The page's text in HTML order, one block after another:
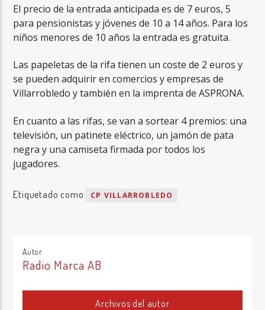
El precio de la entrada anticipada es de 7 euros, 5
para pensionistas y jóvenes de 10 a 14 años. Para los
niños menores de 10 años la entrada es gratuita.
Las papeletas de la rifa tienen un coste de 2 euros y
se pueden adquirir en comercios y empresas de
Villarrobledo y también en la imprenta de ASPRONA.
En cuanto a las rifas, se van a sortear 4 premios: una
televisión, un patinete eléctrico, un jamón de pata
negra y una camiseta firmada por todos los
jugadores.
Etiquetado como: CP VILLARROBLEDO
Autor
Radio Marca AB
Archivos del autor